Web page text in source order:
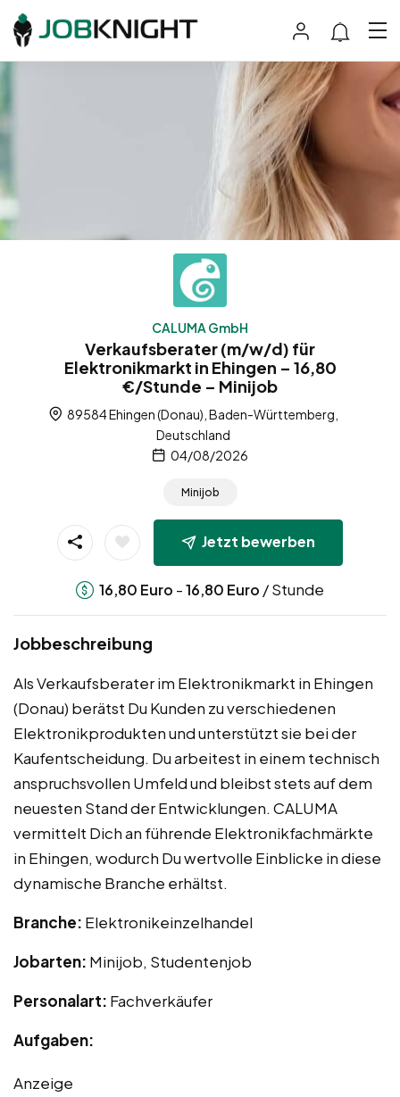
CALUMA GmbH
Verkaufsberater (m/w/d) für
Elektronikmarkt in Ehingen – 16,80
€/Stunde – Minijob
89584 Ehingen (Donau), Baden-Württemberg,
Deutschland
04/08/2026
Minijob
Jetzt bewerben
16,80 Euro -16,80 Euro / Stunde
Jobbeschreibung
Als Verkaufsberater im Elektronikmarkt in Ehingen
(Donau) berätst Du Kunden zu verschiedenen
Elektronikprodukten und unterstützt sie bei der
Kaufentscheidung. Du arbeitest in einem technisch
anspruchsvollen Umfeld und bleibst stets auf dem
neuesten Stand der Entwicklungen. CALUMA
vermittelt Dich an führende Elektronikfachmärkte
in Ehingen, wodurch Du wertvolle Einblicke in diese
dynamische Branche erhältst.
Branche: Elektronikeinzelhandel
Jobarten: Minijob, Studentenjob
Personalart: Fachverkäufer
Aufgaben:
Anzeige